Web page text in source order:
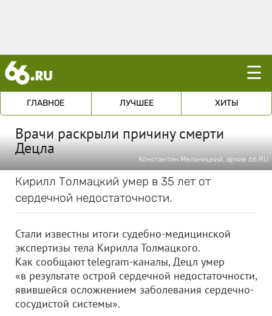
☰
ГЛАВНОЕ ЛУЧШЕЕ ХИТЫ
Врачи раскрыли причину смерти
Децла
Константин Мельницкий, архив 66.RU
Кирилл Толмацкий умер в 35 лет от
сердечной недостаточности.
Стали известны итоги судебно-медицинской
экспертизы тела Кирилла Толмацкого.
Как сообщают telegram-каналы, Децл умер
«в результате острой сердечной недостаточности,
явившейся осложнением заболевания сердечно-
сосудистой системы».